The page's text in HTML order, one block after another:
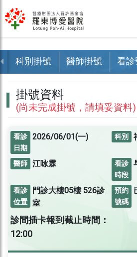
科別掛號 醫師掛號 看
掛號資料
(尚未完成掛號，請填妥資料)
看診
日期
2026/06/01(一) 科別
醫師 江咏霖
看診
時段
看診
位置
門診大樓05樓 526診
室
預約
號碼
診間插卡報到截止時間：
12:00